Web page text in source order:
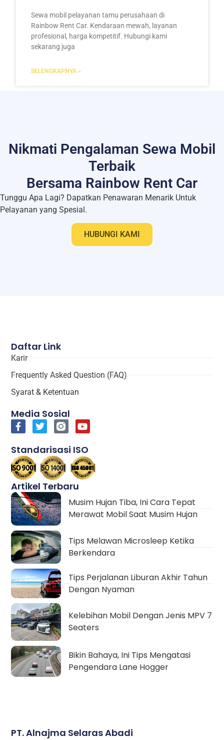
Sewa mobil pelayanan tamu perusahaan di
Rainbow Rent Car. Kendaraan mewah, layanan
profesional, harga kompetitif. Hubungi kami
sekarang juga
SELENGKAPNYA »
Nikmati Pengalaman Sewa Mobil
Terbaik
Bersama Rainbow Rent Car
Tunggu Apa Lagi? Dapatkan Penawaran Menarik Untuk
Pelayanan yang Spesial.
HUBUNGI KAMI
PT. Alnajma Selaras Abadi
Artikel Terbaru
Musim Hujan Tiba, Ini Cara Tepat
Merawat Mobil Saat Musim Hujan
Tips Melawan Microsleep Ketika
Berkendara
Tips Perjalanan Liburan Akhir Tahun
Dengan Nyaman
Kelebihan Mobil Dengan Jenis MPV 7
Seaters
Bikin Bahaya, Ini Tips Mengatasi
Pengendara Lane Hogger
Daftar Link
Karir
Frequently Asked Question (FAQ)
Syarat & Ketentuan
Media Sosial
Standarisasi ISO